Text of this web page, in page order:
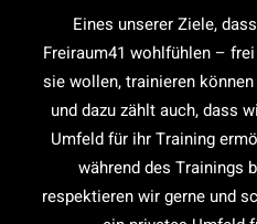
Eines unserer Ziele,
Freiraum41 wohlfühlen –
sie wollen, trainieren
und dazu zählt auch, dass
Umfeld für ihr Training
während des Trainings
respektieren wir gerne und